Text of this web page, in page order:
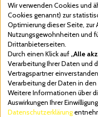
Wir verwenden Cookies und
Cookies genannt) zur
Optimierung dieser Seite, zur
Nutzungsgewohnheiten und
Drittanbieterseiten.
Durch einen Klick auf „Alle
Verarbeitung Ihrer Daten und
Vertragspartner
Verarbeitung der Daten in
Weitere Informationen über
Auswirkungen Ihrer
Datenschutzerklärung